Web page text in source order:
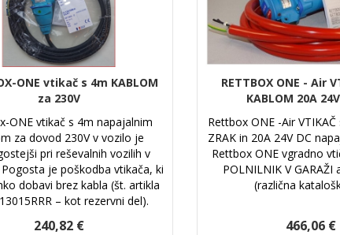
ONE vtikač s 4m KABLOM
za 230V
ONE vtikač s 4m napajalnim
za dovod 230V v vozilo je
pri reševalnih vozilih v
je poškodba vtikača, ki
dobavi brez kabla (št. artikla
– kot rezervni del).
240,82 €
RETTBOX ONE - Air
KABLOM 20A
Rettbox ONE -Air VTIKAČ
ZRAK in 20A 24V DC
Rettbox ONE vgradno
POLNILNIK V GARAŽI
(različna
466,06 €